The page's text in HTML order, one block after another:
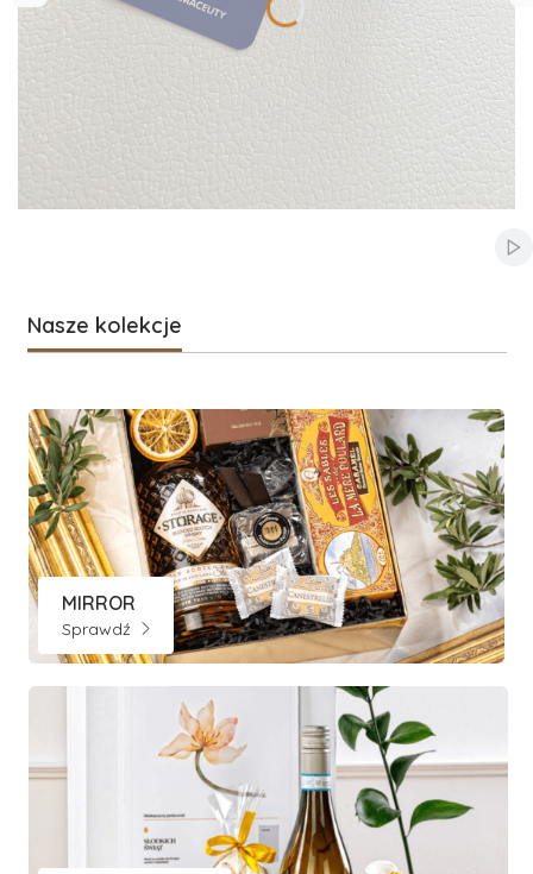
Nasze kolekcje
MIRROR
Sprawdź